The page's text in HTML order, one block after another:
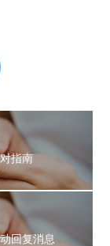
指南
回复消息